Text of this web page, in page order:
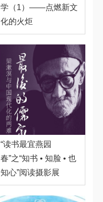
学（1）——点燃新文
化的火炬
“读书最宜燕园
春”之“知书 • 知脸 • 也
知心”阅读摄影展